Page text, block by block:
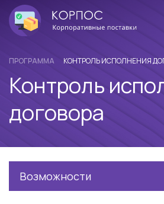
ПРОГРАММА КОНТРОЛЬ ИСПОЛНЕНИЯ
Контроль
договора
Возможности